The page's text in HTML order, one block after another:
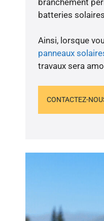
branchement
batteries
Ainsi, lorsque
panneaux
travaux sera
CONTACTEZ-